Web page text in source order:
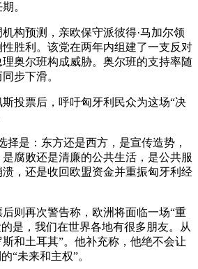
。
构预测，亲欧保守派彼得·马加尔领
胜利。该党在两年内组建了一支反对
奥尔班构成威胁。奥尔班的支持率随
步下滑。
投票后，呼吁匈牙利民众为这场“决
择是：东方还是西方，是宣传造势，
腐败还是清廉的公共生活，是公共服
，还是收回欧盟资金并重振匈牙利经
则再次警告称，欧洲将面临一场“重
是，我们在世界各地有很多朋友。从
和土耳其”。他补充称，他绝不会让
“未来和主权”。